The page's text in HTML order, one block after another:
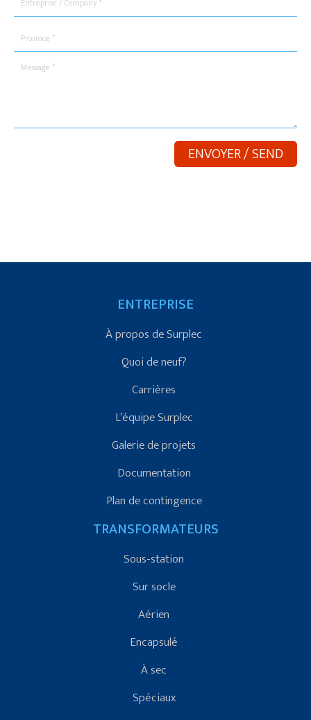
ENTREPRISE
À propos de Surplec
Quoi de neuf?
Carrières
L’équipe Surplec
Galerie de projets
Documentation
Plan de contingence
TRANSFORMATEURS
Sous-station
Sur socle
Aérien
Encapsulé
À sec
Spéciaux